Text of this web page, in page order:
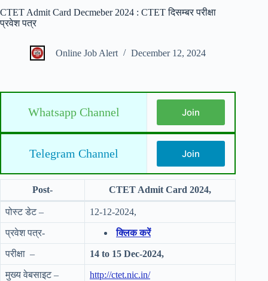
CTET Admit Card Decmeber 2024 : CTET दिसम्बर परीक्षा
प्रवेश पत्र
Online Job Alert December 12, 2024
Whatsapp Channel Join
Telegram Channel Join
Post- CTET Admit Card 2024,
पोस्ट डेट – 12-12-2024,
प्रवेश पत्र- क्लिक करें
परीक्षा – 14 to 15 Dec-2024,
मुख्य वेबसाइट – http://ctet.nic.in/